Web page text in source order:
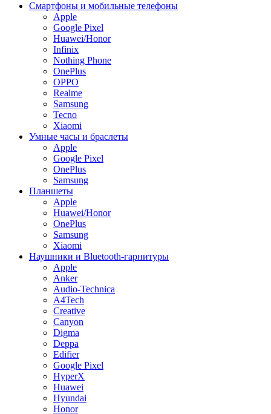
Смартфоны и мобильные телефоны
Apple
Google Pixel
Huawei/Honor
Infinix
Nothing Phone
OnePlus
OPPO
Realme
Samsung
Tecno
Xiaomi
Умные часы и браслеты
Apple
Google Pixel
OnePlus
Samsung
Планшеты
Apple
Huawei/Honor
OnePlus
Samsung
Xiaomi
Наушники и Bluetooth-гарнитуры
Apple
Anker
Audio-Technica
A4Tech
Creative
Canyon
Digma
Deppa
Edifier
Google Pixel
HyperX
Huawei
Hyundai
Honor